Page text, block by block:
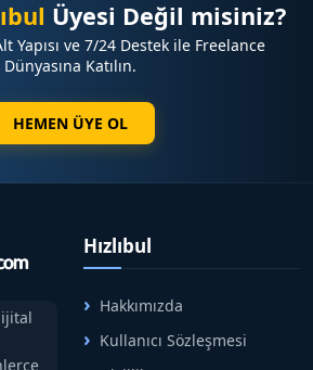
Üyesi Değil misiniz?
Yapısı ve 7/24 Destek ile Freelance
Dünyasına Katılın.
HEMEN ÜYE OL
Hızlıbul
Hakkımızda
Kullanıcı Sözleşmesi